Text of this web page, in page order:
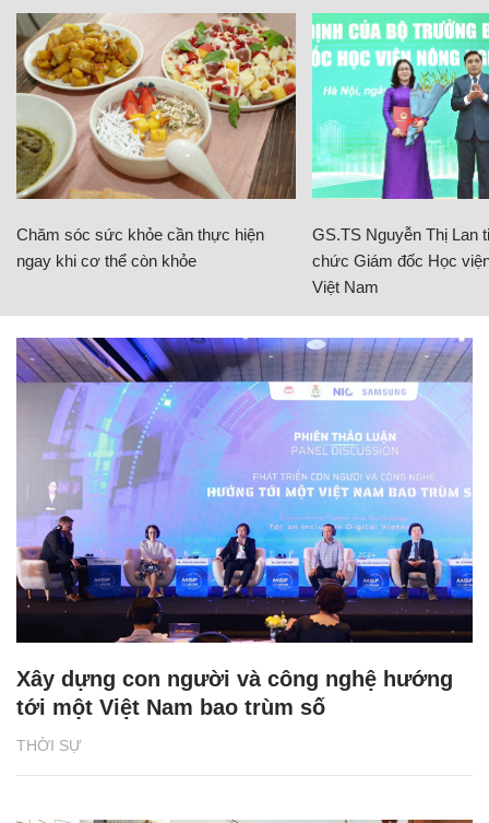
Chăm sóc sức khỏe cần thực hiện
ngay khi cơ thể còn khỏe
GS.TS Nguyễn Thị Lan
chức Giám đốc Học
Việt Nam
THỜI SỰ
Xây dựng con người và công nghệ hướng
tới một Việt Nam bao trùm số